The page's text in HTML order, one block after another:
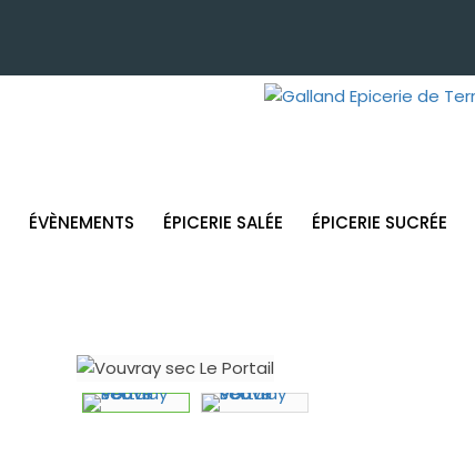
ÉVÈNEMENTS ÉPICERIE SALÉE ÉPICERIE SUCRÉE